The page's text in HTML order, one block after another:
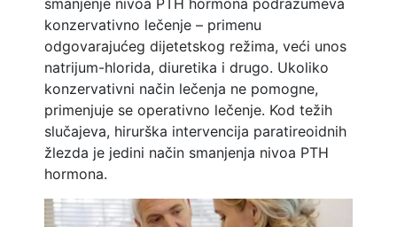
smanjenje nivoa PTH hormona podrazumeva
konzervativno lečenje – primenu
odgovarajućeg dijetetskog režima, veći unos
natrijum-hlorida, diuretika i drugo. Ukoliko
konzervativni način lečenja ne pomogne,
primenjuje se operativno lečenje. Kod težih
slučajeva, hirurška intervencija paratireoidnih
žlezda je jedini način smanjenja nivoa PTH
hormona.